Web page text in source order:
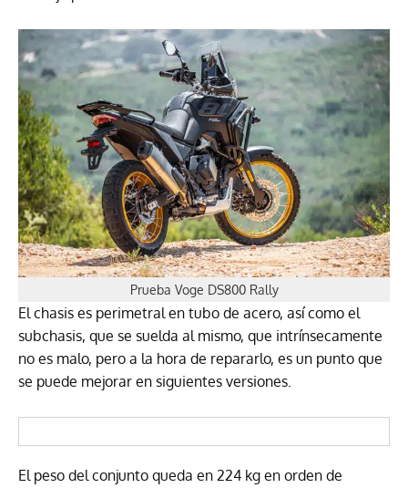
Prueba Voge DS800 Rally
El chasis es perimetral en tubo de acero, así como el
subchasis, que se suelda al mismo, que intrínsecamente
no es malo, pero a la hora de repararlo, es un punto que
se puede mejorar en siguientes versiones.
El peso del conjunto queda en 224 kg en orden de